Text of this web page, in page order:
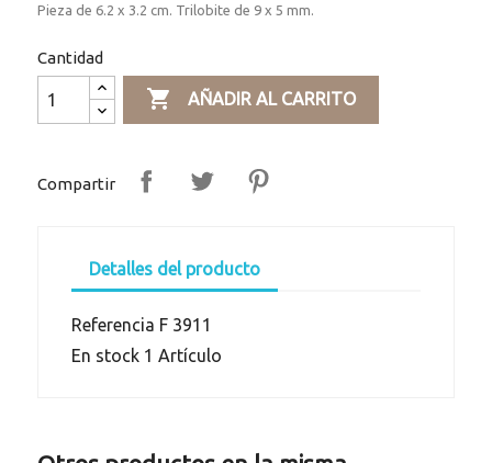
Pieza de 6.2 x 3.2 cm. Trilobite de 9 x 5 mm.
Cantidad
 AÑADIR AL CARRITO
Compartir
Detalles del producto
Referencia F 3911
En stock 1 Artículo